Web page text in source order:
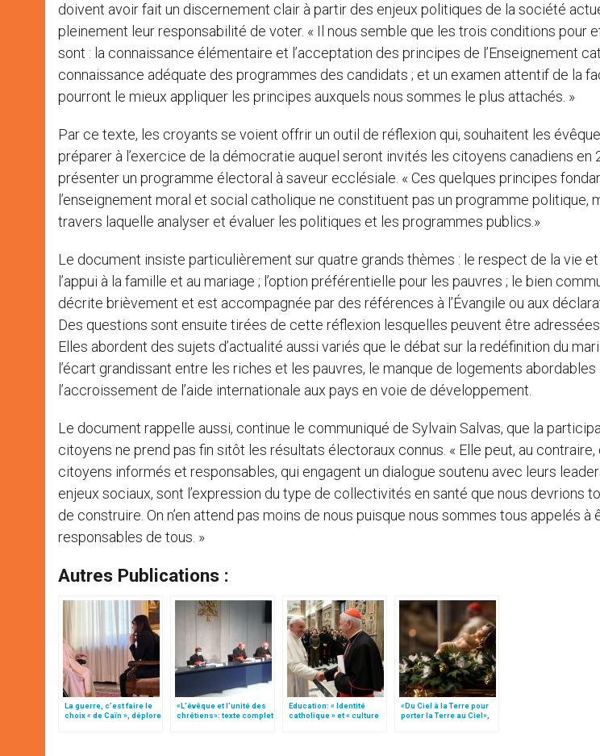
doivent avoir fait un discernement clair à partir des enjeux politiques de la société
pleinement leur responsabilité de voter. « Il nous semble que les trois conditions pour
sont : la connaissance élémentaire et l’acceptation des principes de l’Enseignement
connaissance adéquate des programmes des candidats ; et un examen attentif de la
pourront le mieux appliquer les principes auxquels nous sommes le plus attachés. »
Par ce texte, les croyants se voient offrir un outil de réflexion qui, souhaitent les
préparer à l’exercice de la démocratie auquel seront invités les citoyens canadiens en
présenter un programme électoral à saveur ecclésiale. « Ces quelques principes
l’enseignement moral et social catholique ne constituent pas un programme politique,
travers laquelle analyser et évaluer les politiques et les programmes publics.»
Le document insiste particulièrement sur quatre grands thèmes : le respect de la vie
l’appui à la famille et au mariage ; l’option préférentielle pour les pauvres ; le bien
décrite brièvement et est accompagnée par des références à l’Évangile ou aux
Des questions sont ensuite tirées de cette réflexion lesquelles peuvent être
Elles abordent des sujets d’actualité aussi variés que le débat sur la redéfinition du
l’écart grandissant entre les riches et les pauvres, le manque de logements
l’accroissement de l’aide internationale aux pays en voie de développement.
Le document rappelle aussi, continue le communiqué de Sylvain Salvas, que la
citoyens ne prend pas fin sitôt les résultats électoraux connus. « Elle peut, au
citoyens informés et responsables, qui engagent un dialogue soutenu avec leurs
enjeux sociaux, sont l’expression du type de collectivités en santé que nous devrions
de construire. On n’en attend pas moins de nous puisque nous sommes tous appelés à
responsables de tous. »
Autres Publications :
La guerre, c’est faire le
choix « de Caïn », déplore
«L’évêque et l’unité des
chrétiens»: texte complet
Education: « Identité
catholique » et « culture
«Du Ciel à la Terre pour
porter la Terre au Ciel»,